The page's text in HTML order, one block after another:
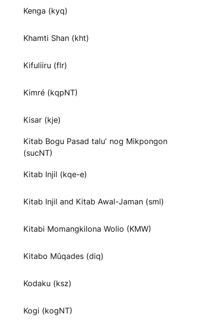
Kenga (kyq)
Khamti Shan (kht)
Kifuliiru (flr)
Kimré (kqpNT)
Kisar (kje)
Kitab Bogu Pasad taluʼ nog Mikpongon
(sucNT)
Kitab Injil (kqe-e)
Kitab Injil and Kitab Awal-Jaman (sml)
Kitabi Momangkilona Wolio (KMW)
Kitabo Mûqades (diq)
Kodaku (ksz)
Kogi (kogNT)